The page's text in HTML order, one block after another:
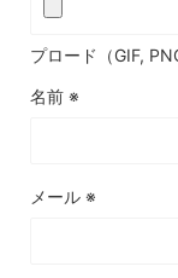
プロード（GIF,
名前 ※
メール ※